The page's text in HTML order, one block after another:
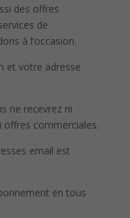
des offres
de
à l’occasion.
et votre adresse
ne recevrez ni
offres commerciales.
email est
en tous